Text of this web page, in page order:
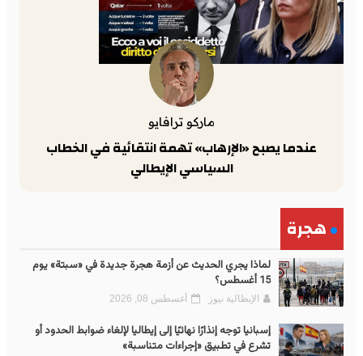
ماركو ترافايو
عندما يصبح «الإرهاب» تهمة انتقائية في الخطاب
السياسي الإيطالي
هجرة
لماذا يجري الحديث عن أزمة هجرة جديدة في «سبتة» يوم
15 أغسطس؟
الإيطالية نيوز أغسطس 08, 2026
إسبانيا توجه إنذارًا نهائيًا إلى إيطاليا لإلغاء ضوابط الحدود أو
تشرع في تطبيق «إجراءات متناسبة»